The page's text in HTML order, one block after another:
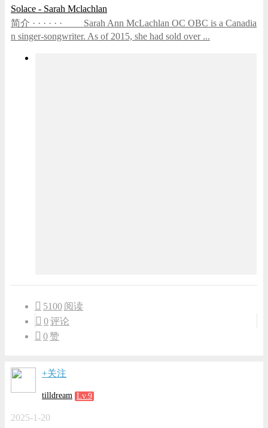
Solace - Sarah Mclachlan
简介 · · · · · · Sarah Ann McLachlan OC OBC is a Canadia
n singer-songwriter. As of 2015, she had sold over ...
5100 阅读
0评论
0赞
+关注
tilldream Lv.9
2025-1-20